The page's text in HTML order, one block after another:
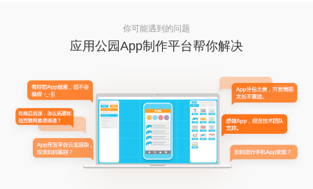
你可能遇到的问题
应用公园App制作平台帮你解决